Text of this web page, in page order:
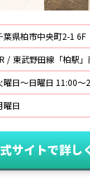
葉県柏市中央町2-1 6F
/ 東武野田線「柏駅
曜日～日曜日 11:00
曜日
サイトで詳し